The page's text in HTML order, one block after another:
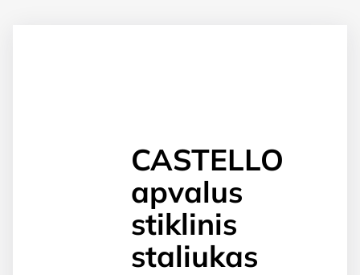
CASTELLO
apvalus
stiklinis
staliukas